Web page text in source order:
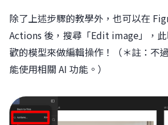
除了上述步驟的教學外，也可以在
Actions 後，搜尋「Edit image」，
歡的模型來做編輯操作！（＊註：不
能使用相關 AI 功能。）